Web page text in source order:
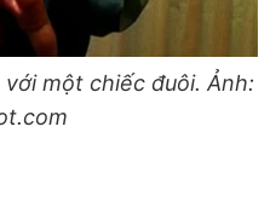
một chiếc đuôi. Ảnh: